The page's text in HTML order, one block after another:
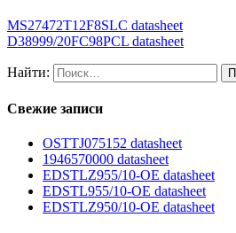
MS27472T12F8SLC datasheet
D38999/20FC98PCL datasheet
Найти:
Свежие записи
OSTTJ075152 datasheet
1946570000 datasheet
EDSTLZ955/10-OE datasheet
EDSTL955/10-OE datasheet
EDSTLZ950/10-OE datasheet